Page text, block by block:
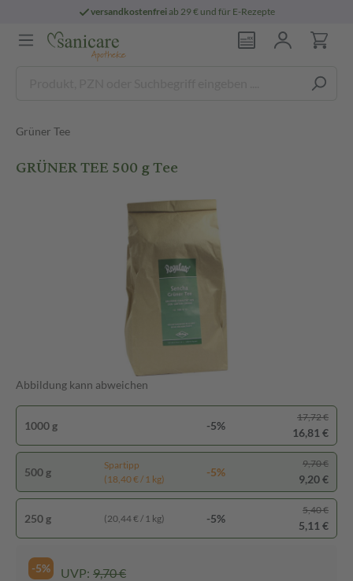
versandkostenfreiab 29 € und für E-Rezepte
Grüner Tee
GRÜNER TEE 500 g Tee
Abbildung kann abweichen
1000 g -5%
17,72 €
16,81 €
500 g
Spartipp
(18,40 € / 1 kg)
-5%
9,70 €
9,20 €
250 g (20,44 € / 1 kg) -5%
5,40 €
5,11 €
-5% UVP: 9,70 €